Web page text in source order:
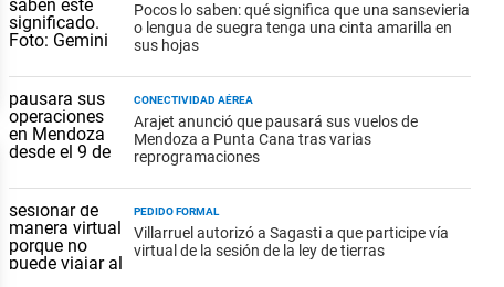
Pocos lo saben: qué significa que una sansevieria
o lengua de suegra tenga una cinta amarilla en
sus hojas
CONECTIVIDAD AÉREA
Arajet anunció que pausará sus vuelos de
Mendoza a Punta Cana tras varias
reprogramaciones
PEDIDO FORMAL
Villarruel autorizó a Sagasti a que participe vía
virtual de la sesión de la ley de tierras